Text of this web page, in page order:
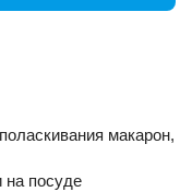
макарон,
посуде